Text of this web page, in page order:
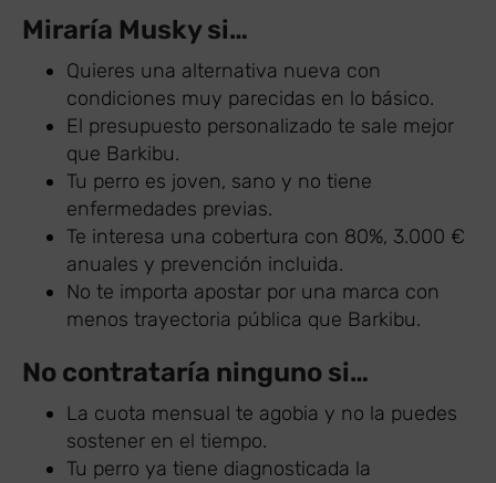
Miraría Musky si…
Quieres una alternativa nueva con
condiciones muy parecidas en lo básico.
El presupuesto personalizado te sale mejor
que Barkibu.
Tu perro es joven, sano y no tiene
enfermedades previas.
Te interesa una cobertura con 80%, 3.000 €
anuales y prevención incluida.
No te importa apostar por una marca con
menos trayectoria pública que Barkibu.
No contrataría ninguno si…
La cuota mensual te agobia y no la puedes
sostener en el tiempo.
Tu perro ya tiene diagnosticada la